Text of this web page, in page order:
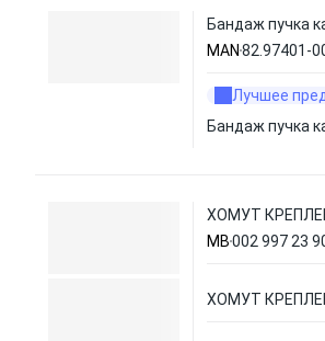
Бандаж пучка
MAN 82.97401-
Лучшее
Бандаж пучка
ХОМУТ
MB002 997 23
ХОМУТ